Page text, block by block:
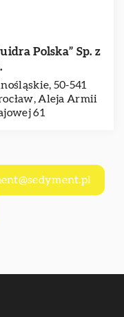
Polska” Sp. z
50-541
Aleja Armii
61